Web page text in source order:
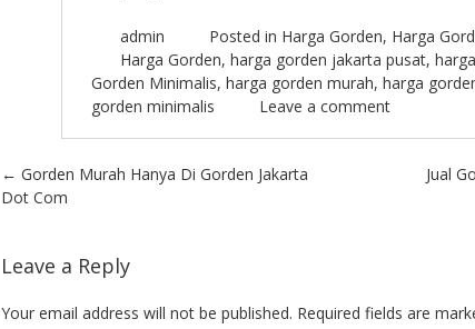
admin Posted in Harga Gorden, Harga
Harga Gorden, harga gorden jakarta pusat,
Gorden Minimalis, harga gorden murah, harga
gorden minimalis
Leave a comment
Post navigation
← Gorden Murah Hanya Di Gorden Jakarta
Dot Com
Jual
Leave a Reply
Your email address will not be published. Required fields are